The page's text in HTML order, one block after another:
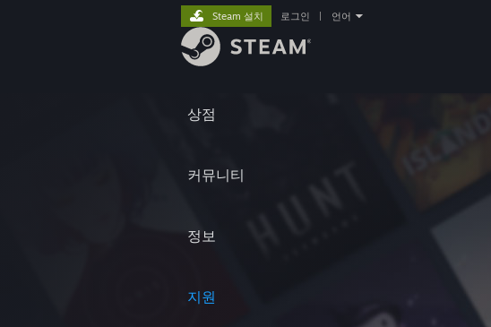
상점
커뮤니티
정보
지원
Steam 설치 로그인 언어